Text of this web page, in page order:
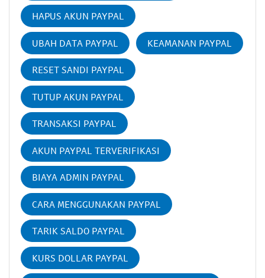
HAPUS AKUN PAYPAL
UBAH DATA PAYPAL KEAMANAN PAYPAL
RESET SANDI PAYPAL
TUTUP AKUN PAYPAL
TRANSAKSI PAYPAL
AKUN PAYPAL TERVERIFIKASI
BIAYA ADMIN PAYPAL
CARA MENGGUNAKAN PAYPAL
TARIK SALDO PAYPAL
KURS DOLLAR PAYPAL